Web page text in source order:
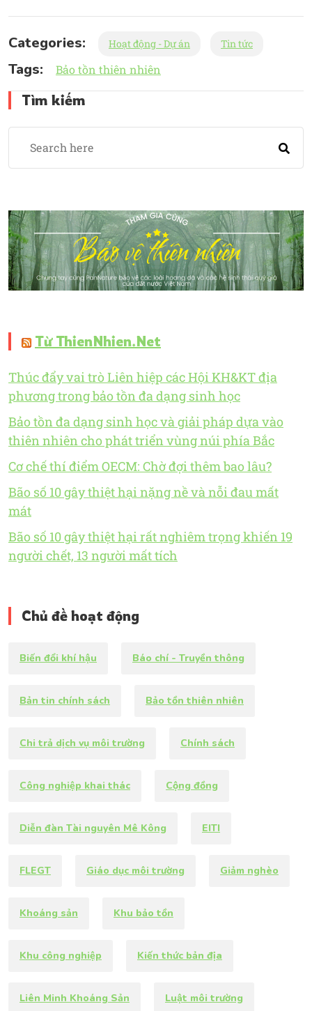
Categories: Hoạt động - Dự án Tin tức
Tags: Bảo tồn thiên nhiên
Tìm kiếm
Từ ThienNhien.Net
Thúc đẩy vai trò Liên hiệp các Hội KH&KT địa
phương trong bảo tồn đa dạng sinh học
Bảo tồn đa dạng sinh học và giải pháp dựa vào
thiên nhiên cho phát triển vùng núi phía Bắc
Cơ chế thí điểm OECM: Chờ đợi thêm bao lâu?
Bão số 10 gây thiệt hại nặng nề và nỗi đau mất
mát
Bão số 10 gây thiệt hại rất nghiêm trọng khiến 19
người chết, 13 người mất tích
Chủ đề hoạt động
Biến đổi khí hậu Báo chí - Truyền thông
Bản tin chính sách Bảo tồn thiên nhiên
Chi trả dịch vụ môi trường Chính sách
Công nghiệp khai thác Cộng đồng
Diễn đàn Tài nguyên Mê Kông EITI
FLEGT Giáo dục môi trường Giảm nghèo
Khoáng sản Khu bảo tồn
Khu công nghiệp Kiến thức bản địa
Liên Minh Khoáng Sản Luật môi trường